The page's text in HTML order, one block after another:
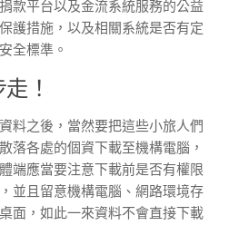
款平台以及金流系統服務的公益
護措施，以及相關系統是否有定
全標準。
！
料之後，當然要把這些小旅人們
落各處的個資下載至機構電腦，
端應當要注意下載前是否有權限
並且留意機構電腦、網路環境存
面，如此一來資料不會直接下載